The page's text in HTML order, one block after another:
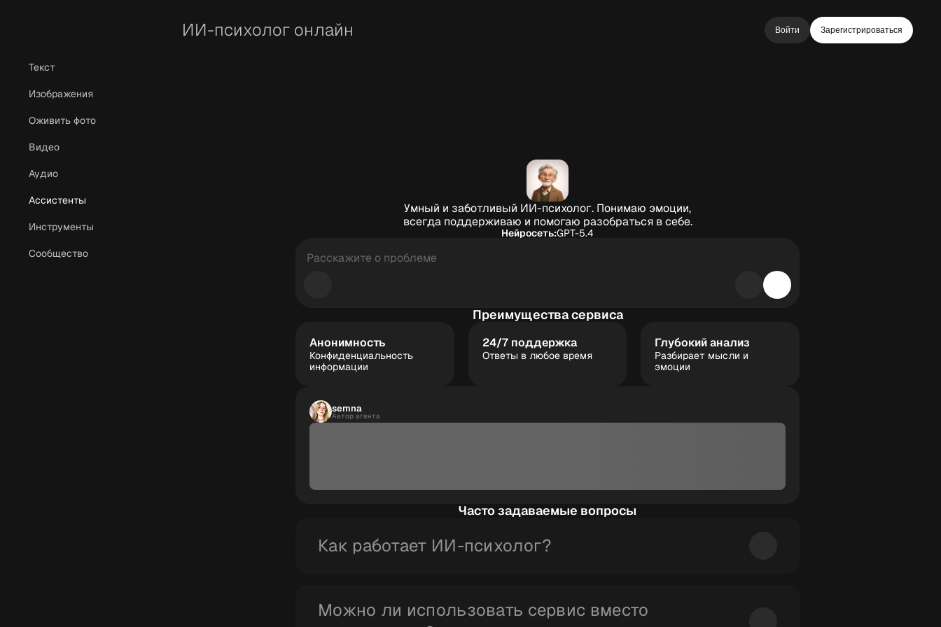
Текст
Изображения
Оживить фото
Видео
Аудио
Ассистенты
Инструменты
Сообщество
ИИ-психолог онлайн Войти Зарегистрироваться
Умный и заботливый ИИ-психолог. Понимаю эмоции,
всегда поддерживаю и помогаю разобраться в себе.
Нейросеть:GPT-5.4
Преимущества сервиса
Анонимность
Конфиденциальность
информации
24/7 поддержка
Ответы в любое время
Глубокий анализ
Разбирает мысли и
эмоции
semna
Автор агента
Часто задаваемые вопросы
Как работает ИИ-психолог?
самопомощи на основе практик психологии и КПТ.
Можно ли использовать сервис вместо